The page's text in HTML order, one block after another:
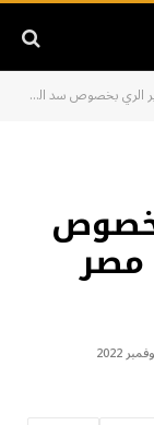
سد النهضة ومخزون مصر المائي
مصر